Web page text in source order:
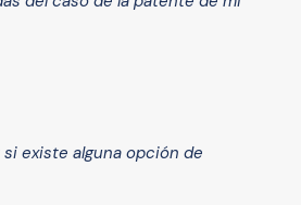
existe alguna opción de